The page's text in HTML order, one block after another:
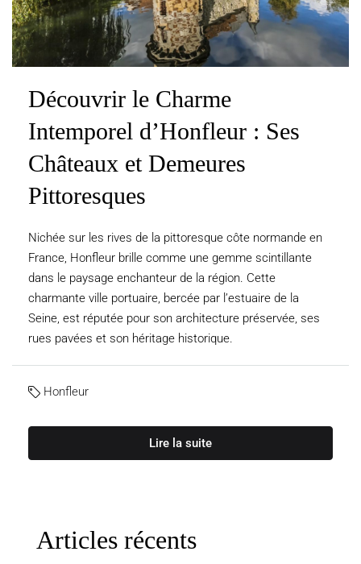
Découvrir le Charme
Intemporel d’Honfleur : Ses
Châteaux et Demeures
Pittoresques
Nichée sur les rives de la pittoresque côte normande en
France, Honfleur brille comme une gemme scintillante
dans le paysage enchanteur de la région. Cette
charmante ville portuaire, bercée par l’estuaire de la
Seine, est réputée pour son architecture préservée, ses
rues pavées et son héritage historique.
Honfleur
Lire la suite
Articles récents